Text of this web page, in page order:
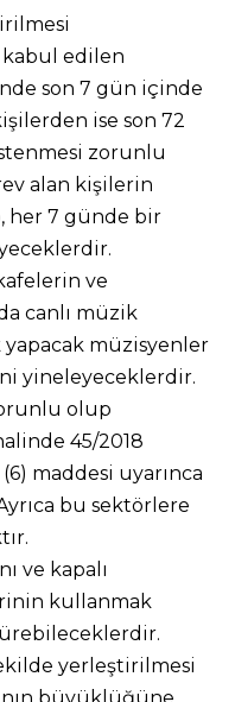
kabul edilen
son 7 gün içinde
ise son 72
zorunlu
alan kişilerin
her 7 günde bir
ve
canlı müzik
yapacak müzisyenler
yineleyeceklerdir.
olup
45/2018
(6) maddesi uyarınca
bu sektörlere
ve kapalı
kullanmak
yerleştirilmesi